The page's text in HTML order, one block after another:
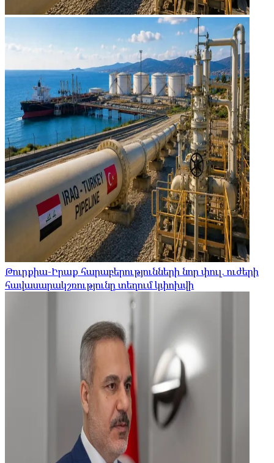
Թուրքիա-Իրաք հարաբերությունների նոր փուլ. ուժերի
հավասարակշռությունը տեղում կփոխվի